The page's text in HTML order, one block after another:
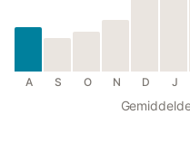
A S O N D J